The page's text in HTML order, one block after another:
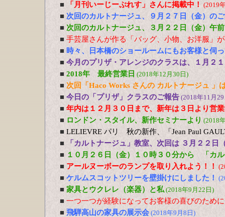
■
「月刊いーじーぷれす」さんに掲載中！ (2019
■ 次回のカルトナージュ、９月２７日（金）の
■ 次回のカルトナージュ、３月２２日（金）午
■ 手芸屋さんが作る「バッグ、小物、お洋服」
■ 時々、日本橋のショールームにもお客様と伺
■ 今月のプリザ・アレンジのクラスは、１月２
■ 2018年 最終営業日 (2018年12月30日)
■ 次回「Haco Works さんの カルトナージュ 」
■ 今日の「プリザ」クラスのご報告 (2018年11月
■ 年内は１２月３０日まで、新年は３日より営
■ ロンドン・スタイル、新作セミナーより (2018
■ LELIEVRE パリ 秋の新作、「Jean Paul
■
「カルトナージュ」教室、次回は ３月２２日
■ １０月２６日（金）１０時３０分から 「カ
■ アールヌーボーのランプを取り入れよう！！
■ ケルムスコットツリーを壁掛けにしました！
■ 家具とウクレレ（楽器）と私(2018年9月22日)
■ 一つ一つが経験になってお客様の喜びのために
■ 飛騨高山の家具の展示会 (2018年9月8日)